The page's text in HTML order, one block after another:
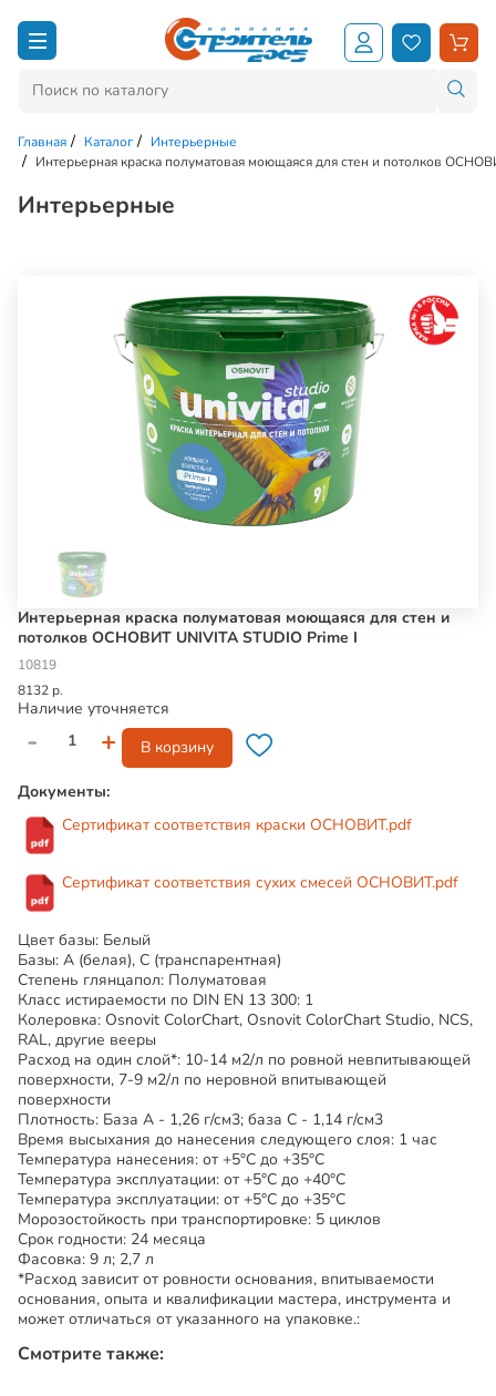
Главная Каталог
Интерьерные
Интерьерная краска полуматовая моющаяся для стен и потолков
Интерьерные
Интерьерная краска полуматовая моющаяся для стен и
потолков ОСНОВИТ UNIVITA STUDIO Prime I
10819
8132 р.
Наличие уточняется
- + В корзину
Документы:
Сертификат соответствия краски ОСНОВИТ.pdf
Сертификат соответствия сухих смесей ОСНОВИТ.pdf
Цвет базы: Белый
Базы: А (белая), С (транспарентная)
Степень глянцапол: Полуматовая
Класс истираемости по DIN EN 13 300: 1
Колеровка: Osnovit ColorChart, Osnovit ColorChart Studio, NCS,
RAL, другие вееры
Расход на один слой*: 10-14 м2/л по ровной невпитывающей
поверхности, 7-9 м2/л по неровной впитывающей
поверхности
Плотность: База А - 1,26 г/см3; база С - 1,14 г/см3
Время высыхания до нанесения следующего слоя: 1 час
Температура нанесения: от +5°С до +35°С
Температура эксплуатации: от +5°С до +40°С
Температура эксплуатации: от +5°С до +35°С
Морозостойкость при транспортировке: 5 циклов
Срок годности: 24 месяца
Фасовка: 9 л; 2,7 л
*Расход зависит от ровности основания, впитываемости
основания, опыта и квалификации мастера, инструмента и
может отличаться от указанного на упаковке.:
Смотрите также: